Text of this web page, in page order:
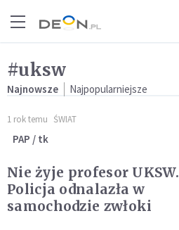
#uksw
Najnowsze Najpopularniejsze
1 rok temu ŚWIAT
PAP / tk
Nie żyje profesor UKSW.
Policja odnalazła w
samochodzie zwłoki